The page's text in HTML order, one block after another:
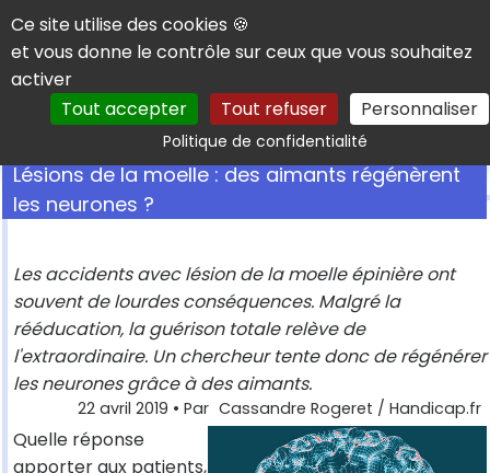
Panneau de gestion des cookies
Ce site utilise des cookies 🍪
et vous donne le contrôle sur ceux que vous souhaitez
activer
Tout accepter
Tout refuser Personnaliser
Politique de confidentialitéRechercher
Lésions de la moelle : des aimants régénèrent
les neurones ?
Les accidents avec lésion de la moelle épinière ont
souvent de lourdes conséquences. Malgré la
rééducation, la guérison totale relève de
l'extraordinaire. Un chercheur tente donc de régénérer
les neurones grâce à des aimants.
22 avril 2019 • Par Cassandre Rogeret / Handicap.fr
Quelle réponse
apporter aux patients,